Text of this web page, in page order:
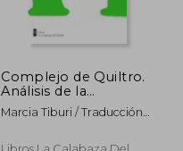
Complejo de Quiltro.
Análisis de la
humillación brasileña
Marcia Tiburi / Traducción